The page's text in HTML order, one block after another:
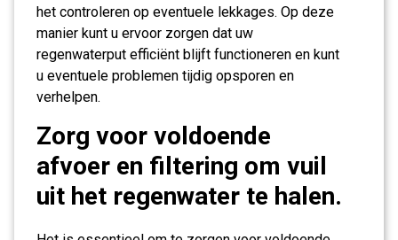
het controleren op eventuele lekkages. Op deze
manier kunt u ervoor zorgen dat uw
regenwaterput efficiënt blijft functioneren en kunt
u eventuele problemen tijdig opsporen en
verhelpen.
Zorg voor voldoende
afvoer en filtering om vuil
uit het regenwater te halen.